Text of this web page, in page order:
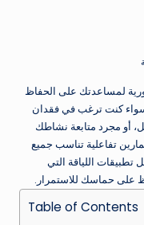
لمساعدتك على الحفاظ
كنت ترغب في فقدان
أو مجرد متابعة نشاطك
تفاعلية تناسب جميع
اللياقة التي
على حماسك للاستمرار.
Table of Contents